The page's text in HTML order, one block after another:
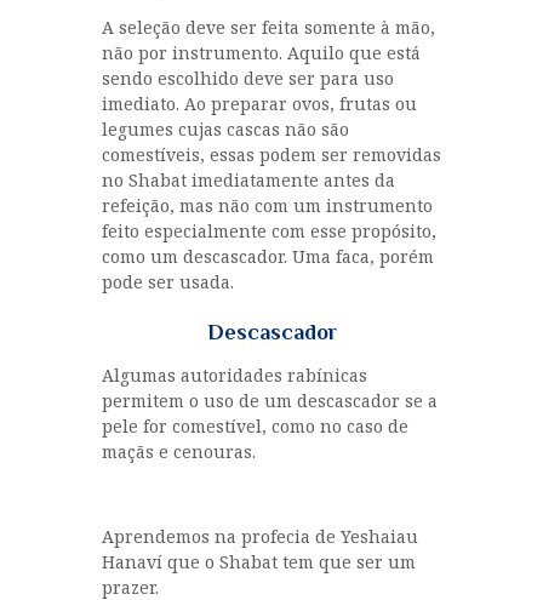
A seleção deve ser feita somente à mão,
não por instrumento. Aquilo que está
sendo escolhido deve ser para uso
imediato. Ao preparar ovos, frutas ou
legumes cujas cascas não são
comestíveis, essas podem ser removidas
no Shabat imediatamente antes da
refeição, mas não com um instrumento
feito especialmente com esse propósito,
como um descascador. Uma faca, porém
pode ser usada.
Descascador
Algumas autoridades rabínicas
permitem o uso de um descascador se a
pele for comestível, como no caso de
maçãs e cenouras.
Aprendemos na profecia de Yeshaiau
Hanaví que o Shabat tem que ser um
prazer.